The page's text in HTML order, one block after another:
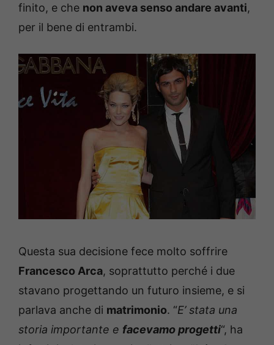
finito, e che non aveva senso andare avanti,
per il bene di entrambi.
Questa sua decisione fece molto soffrire
Francesco Arca, soprattutto perché i due
stavano progettando un futuro insieme, e si
parlava anche di matrimonio. “E’ stata una
storia importante e facevamo progetti“, ha